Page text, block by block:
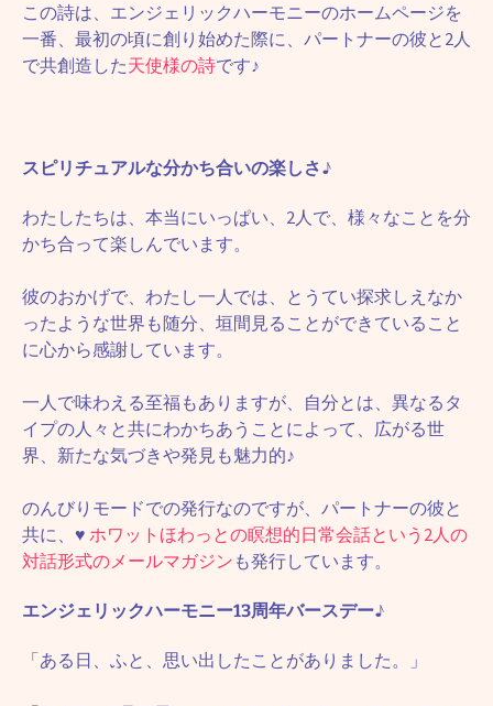
この詩は、エンジェリックハーモニーのホームページを
一番、最初の頃に創り始めた際に、パートナーの彼と2人
で共創造した天使様の詩です♪
スピリチュアルな分かち合いの楽しさ♪
わたしたちは、本当にいっぱい、2人で、様々なことを分
かち合って楽しんでいます。
彼のおかげで、わたし一人では、とうてい探求しえなか
ったような世界も随分、垣間見ることができていること
に心から感謝しています。
一人で味わえる至福もありますが、自分とは、異なるタ
イプの人々と共にわかちあうことによって、広がる世
界、新たな気づきや発見も魅力的♪
のんびりモードでの発行なのですが、パートナーの彼と
共に、 ♥ ホワットほわっとの瞑想的日常会話という2人の
対話形式のメールマガジン も発行しています。
エンジェリックハーモニー13周年バースデー♪
「ある日、ふと、思い出したことがありました。」